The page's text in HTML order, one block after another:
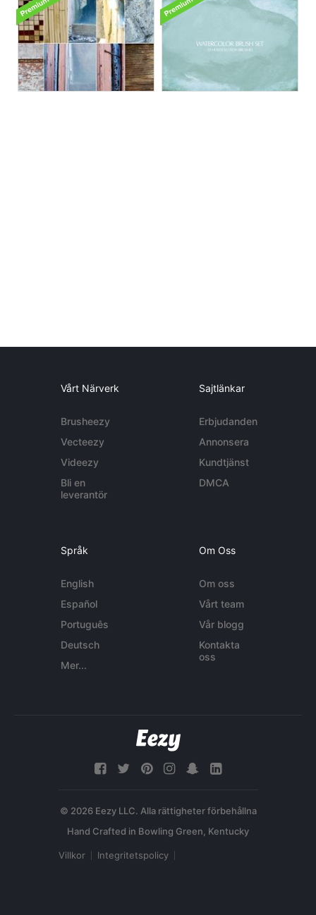
Vårt Närverk
Brusheezy
Vecteezy
Videezy
Bli en
leverantör
Sajtlänkar
Erbjudanden
Annonsera
Kundtjänst
DMCA
Språk
English
Español
Português
Deutsch
Mer...
Om Oss
Om oss
Vårt team
Vår blogg
Kontakta
oss
© 2026 Eezy LLC. Alla rättigheter förbehållna
Villkor Integritetspolicy